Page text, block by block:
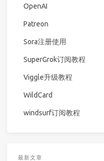
OpenAI
Patreon
Sora注册使用
SuperGrok订阅教程
Viggle升级教程
WildCard
windsurf订阅教程
最新文章